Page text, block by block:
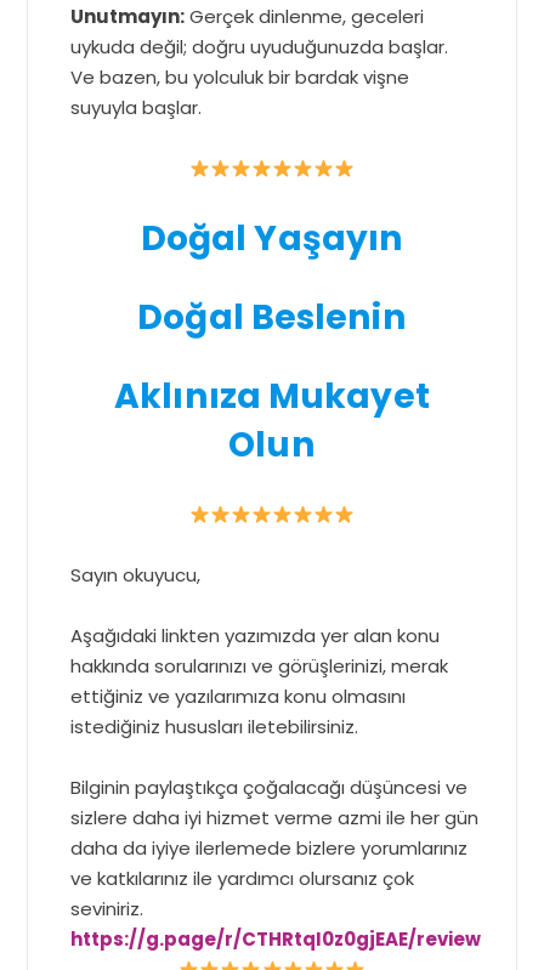
Unutmayın:Gerçek dinlenme, geceleri
uykuda değil; doğru uyuduğunuzda başlar.
Ve bazen, bu yolculuk bir bardak vişne
suyuyla başlar.
Doğal Yaşayın
Doğal Beslenin
Aklınıza Mukayet
Olun
Sayın okuyucu,
Aşağıdaki linkten yazımızda yer alan konu
hakkında sorularınızı ve görüşlerinizi, merak
ettiğiniz ve yazılarımıza konu olmasını
istediğiniz hususları iletebilirsiniz.
Bilginin paylaştıkça çoğalacağı düşüncesi ve
sizlere daha iyi hizmet verme azmi ile her gün
daha da iyiye ilerlemede bizlere yorumlarınız
ve katkılarınız ile yardımcı olursanız çok
seviniriz.
https://g.page/r/CTHRtqI0z0gjEAE/review